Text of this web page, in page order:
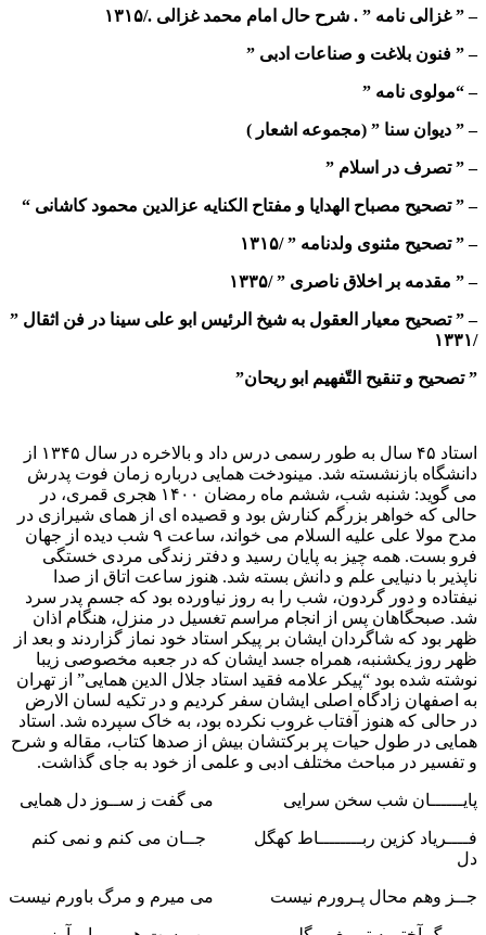
– ” غزالی نامه ” . شرح حال امام محمد غزالی ./۱۳۱۵
– ” فنون بلاغت و صناعات ادبی ”
– “مولوی نامه ”
– ” دیوان سنا ” (مجموعه اشعار )
– ” تصرف در اسلام ”
– ” تصحیح مصباح الهدایا و مفتاح الکنایه عزالدین محمود کاشانی “
– ” تصحیح مثنوی ولدنامه ” /۱۳۱۵
– ” مقدمه بر اخلاق ناصری ” /۱۳۳۵
– ” تصحیح معیار العقول به شیخ الرئیس ابو علی سینا در فن اثقال ”
/۱۳۳۱
” تصحیح و تنقیح التّفهیم ابو ریحان”
استاد ۴۵ سال به طور رسمی درس داد و بالاخره در سال ۱۳۴۵ از
دانشگاه بازنشسته شد. مینودخت همایی درباره زمان فوت پدرش
می گوید: شنبه شب، ششم ماه رمضان ۱۴۰۰ هجری قمری، در
حالی که خواهر بزرگم کنارش بود و قصیده ای از همای شیرازی در
مدح مولا علی علیه السلام می خواند، ساعت ۹ شب دیده از جهان
فرو بست. همه چیز به پایان رسید و دفتر زندگی مردی خستگی
ناپذیر با دنیایی علم و دانش بسته شد. هنوز ساعت اتاق از صدا
نیفتاده و دور گردون، شب را به روز نیاورده بود که جسم پدر سرد
شد. صبحگاهان پس از انجام مراسم تغسیل در منزل، هنگام اذان
ظهر بود که شاگردان ایشان بر پیکر استاد خود نماز گزاردند و بعد از
ظهر روز یکشنبه، همراه جسد ایشان که در جعبه مخصوصی زیبا
نوشته شده بود “پیکر علامه فقید استاد جلال الدین همایی” از تهران
به اصفهان زادگاه اصلی ایشان سفر کردیم و در تکیه لسان الارض
در حالی که هنوز آفتاب غروب نکرده بود، به خاک سپرده شد. استاد
همایی در طول حیات پر برکتشان بیش از صدها کتاب، مقاله و شرح
و تفسیر در مباحث مختلف ادبی و علمی از خود به جای گذاشت.
پایــــــان شب سخن سرایی می گفت ز ســوز دل همایی
فــــریاد کزین ربــــــــاط کهگل جــان می کنم و نمی کنم
دل
جــز وهم محال پـرورم نیست می میرم و مرگ باورم نیست